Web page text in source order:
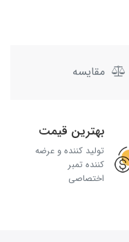
مقایسه
بهترین قیمت
تولید کننده و عرضه
کننده تمبر
اختصاصی